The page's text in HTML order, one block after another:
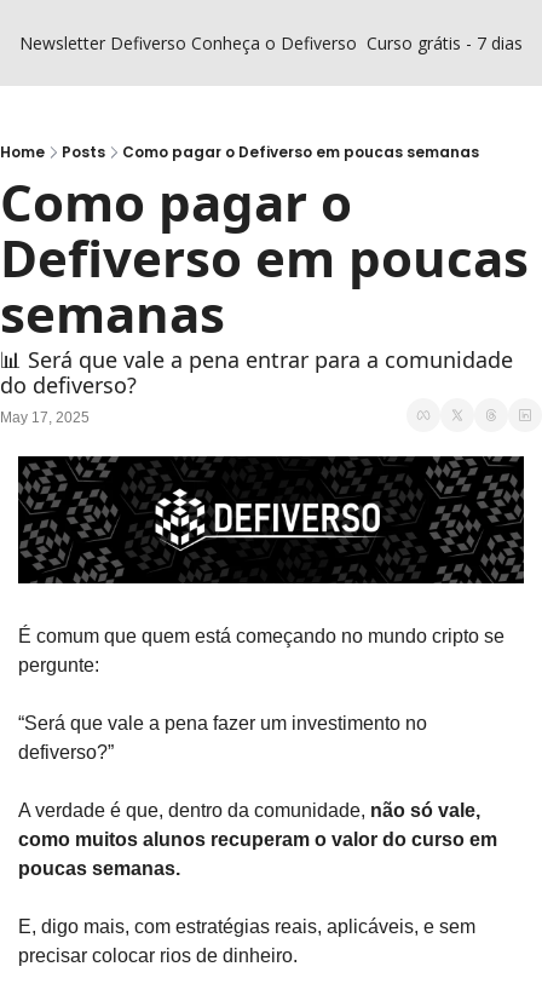
Newsletter Defiverso Conheça o Defiverso Curso grátis - 7 dias
Home Posts Como pagar o Defiverso em poucas semanas
Como pagar o
Defiverso em poucas
semanas
📊 Será que vale a pena entrar para a comunidade
do defiverso?
May 17, 2025
É comum que quem está começando no mundo cripto se
pergunte:
“Será que vale a pena fazer um investimento no
defiverso?”
A verdade é que, dentro da comunidade, não só vale,
como muitos alunos recuperam o valor do curso em
poucas semanas.
E, digo mais, com estratégias reais, aplicáveis, e sem
precisar colocar rios de dinheiro.